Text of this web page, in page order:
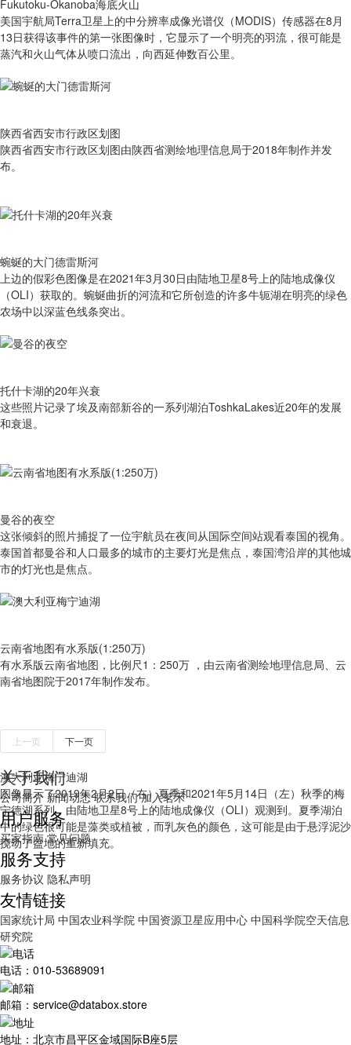
Fukutoku-Okanoba海底火山
美国宇航局Terra卫星上的中分辨率成像光谱仪（MODIS）传感器在8月
13日获得该事件的第一张图像时，它显示了一个明亮的羽流，很可能是
蒸汽和火山气体从喷口流出，向西延伸数百公里。
陕西省西安市行政区划图
陕西省西安市行政区划图由陕西省测绘地理信息局于2018年制作并发
布。
蜿蜒的大门德雷斯河
上边的假彩色图像是在2021年3月30日由陆地卫星8号上的陆地成像仪
（OLI）获取的。蜿蜒曲折的河流和它所创造的许多牛轭湖在明亮的绿色
农场中以深蓝色线条突出。
托什卡湖的20年兴衰
这些照片记录了埃及南部新谷的一系列湖泊ToshkaLakes近20年的发展
和衰退。
曼谷的夜空
这张倾斜的照片捕捉了一位宇航员在夜间从国际空间站观看泰国的视角。
泰国首都曼谷和人口最多的城市的主要灯光是焦点，泰国湾沿岸的其他城
市的灯光也是焦点。
云南省地图有水系版(1:250万)
有​水系版云南省地图，比例尺1：250万 ，由云南省测绘地理信息局、云
南省地图院于2017年制作发布。
澳大利亚梅宁迪湖
图像显示了2019年2月2日（右）夏季和2021年5月14日（左）秋季的梅
宁德湖系列，由陆地卫星8号上的陆地成像仪（OLI）观测到。夏季湖泊
中的绿色很可能是藻类或植被，而乳灰色的颜色，这可能是由于悬浮泥沙
搅动了盆地的重新填充。
上一页 下一页
关于我们
公司简介 新闻动态 联系我们 加入茗禾
用户服务
买家指南 常见问题
服务支持
服务协议 隐私声明
友情链接
国家统计局 中国农业科学院 中国资源卫星应用中心 中国科学院空天信息
研究院
电话：010-53689091
邮箱：service@databox.store
地址：北京市昌平区金域国际B座5层